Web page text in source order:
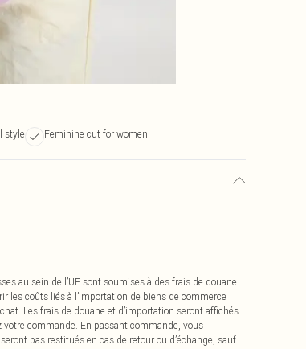
style Feminine cut for women
au sein de l’UE sont soumises à des frais de douane
les coûts liés à l’importation de biens de commerce
Les frais de douane et d’importation seront affichés
commande. En passant commande, vous
pas restitués en cas de retour ou d’échange, sauf